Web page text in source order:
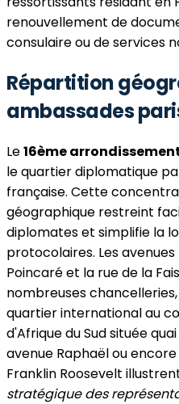
renouvellement de
consulaire ou de services
Répartition
ambassades
Le16ème
le quartier diplomatique
française. Cette
géographique restreint
diplomates et simplifie la
protocolaires. Les
Poincaré et la rue de la
nombreuses
quartier international au
d'Afrique du Sud située
avenue Raphaël ou
Franklin Roosevelt
stratégique des